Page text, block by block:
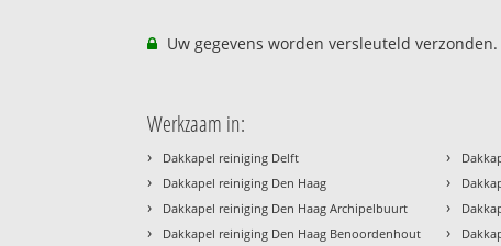
Uw gegevens worden versleuteld verzonden.
Werkzaam in:
› Dakkapel reiniging Delft
› Dakkapel reiniging Den Haag
› Dakkapel reiniging Den Haag Archipelbuurt
› Dakkapel reiniging Den Haag Benoordenhout
›
›
›
›